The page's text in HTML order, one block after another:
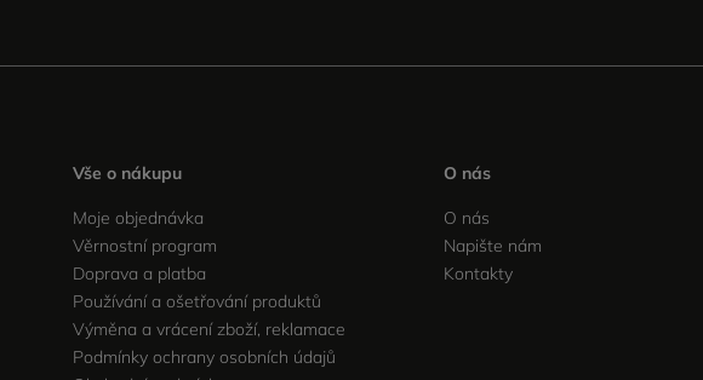
Vše o nákupu
Moje objednávka
Věrnostní program
Doprava a platba
Používání a ošetřování produktů
Výměna a vrácení zboží, reklamace
Podmínky ochrany osobních údajů
O nás
O nás
Napište nám
Kontakty